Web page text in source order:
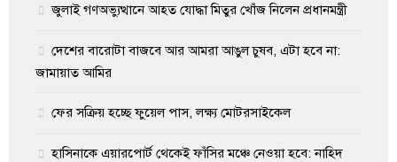
জুলাই গণঅভ্যুত্থানে আহত যোদ্ধা মিতুর খোঁজ নিলেন প্রধানমন্ত্রী
দেশের বারোটা বাজবে আর আমরা আঙুল চুষব, এটা হবে না:
জামায়াত আমির
ফের সক্রিয় হচ্ছে ফুয়েল পাস, লক্ষ্য মোটরসাইকেল
হাসিনাকে এয়ারপোর্ট থেকেই ফাঁসির মঞ্চে নেওয়া হবে: নাহিদ